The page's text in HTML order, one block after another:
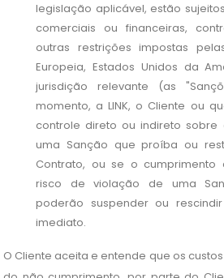
legislação aplicável, estão
comerciais ou financeiras,
outras restrições impostas
Europeia, Estados Unidos da
jurisdição relevante (as
momento, a LINK, o Cliente ou
controle direto ou indireto
uma Sanção que proíba ou
Contrato, ou se o cumprimento
risco de violação de uma
poderão suspender ou
imediato.
O Cliente aceita e entende que os